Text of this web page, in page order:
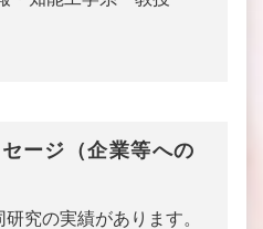
ージ（企業等への
究の実績があります。